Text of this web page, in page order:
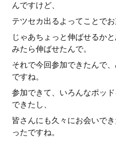
んですけど、
テツセカ出るよってことでお
じゃあちょっと伸ばせるか
みたら伸ばせたんで。
それで今回参加できたんで
ですね。
参加できて、いろんなポッ
できたし、
皆さんにも久々にお会いで
ったですね。